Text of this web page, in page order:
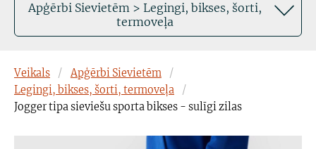
Apģērbi Sievietēm > Legingi, bikses, šorti,
termoveļa
Veikals
Apģērbi Sievietēm
Legingi, bikses, šorti, termoveļa
Jogger tipa sieviešu sporta bikses - sulīgi zilas